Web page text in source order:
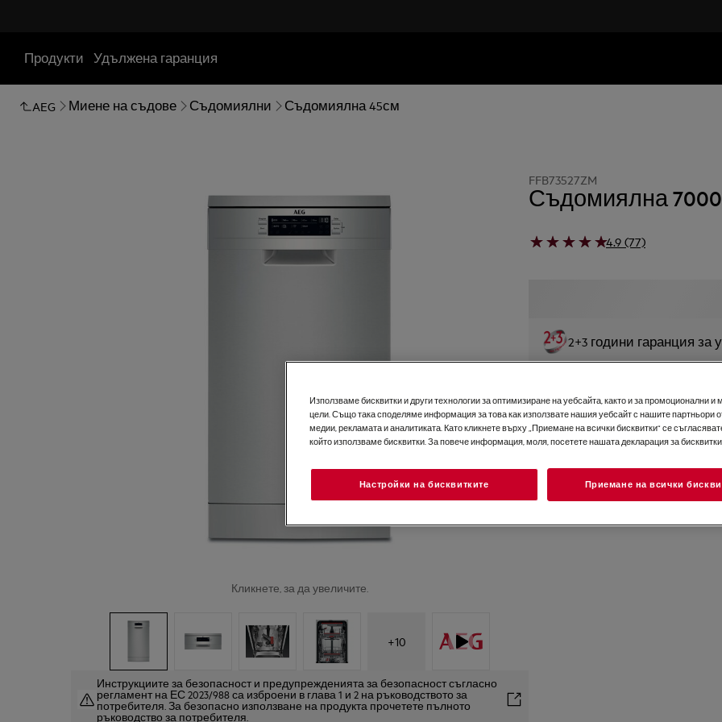
Продукти Удължена гаранция
AEG Миене на съдове Съдомиялни Съдомиялна 45см
Кликнете, за да увеличите.
+10
Инструкциите за безопасност и предупрежденията за безопасност съгласно
регламент на ЕС 2023/988 са изброени в глава 1 и 2 на ръководството за
потребителя. За безопасно използване на продукта прочетете пълното
ръководство за потребителя.
FFB73527ZM
Съдомиялна 7000
4.9 (77)
2+3 години гаранция за
Използваме бисквитки и други технологии за оптимизиране на уебсайта, както и за промоционални и
цели. Също така споделяме информация за това как използвате нашия уебсайт с нашите партньори
медии, рекламата и аналитиката. Като кликнете върху „Приемане на всички бисквитки“ се
който използваме бисквитки. За повече информация, моля, посетете нашата декларация за бисквитки.
Настройки на бисквитките Приемане на всички